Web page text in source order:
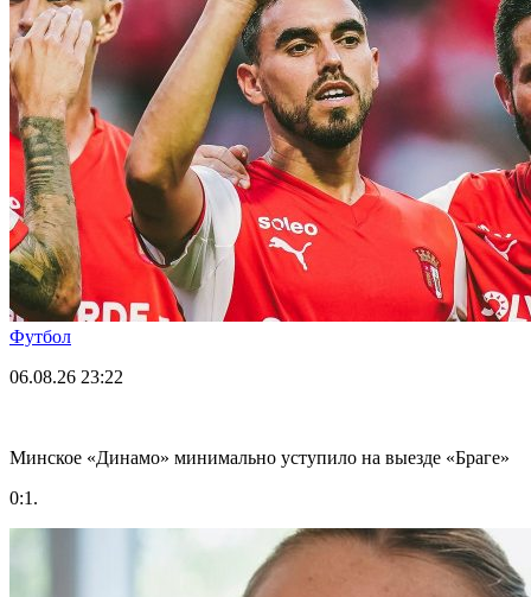
Футбол
06.08.26 23:22
Минское «Динамо» минимально уступило на выезде «Браге»
0:1.